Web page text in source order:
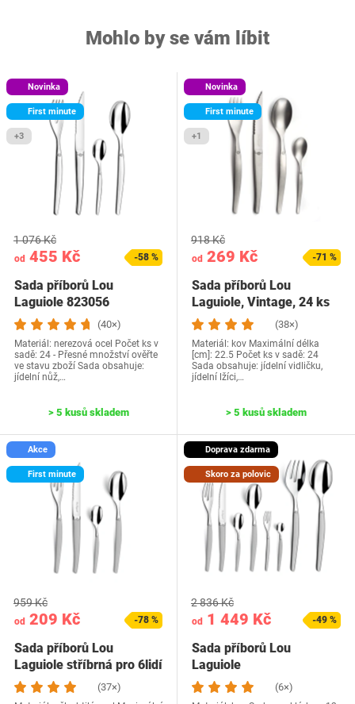
Mohlo by se vám líbit
Novinka
First minute
+3
od 455 Kč
1 076 Kč
-58 %
Sada příborů Lou
Laguiole 823056
(40×)
Materiál: nerezová ocel Počet ks v
sadě: 24 - Přesné množství ověřte
ve stavu zboží Sada obsahuje:
jídelní nůž,…
> 5 kusů skladem
Novinka
First minute
+1
od 269 Kč
918 Kč
-71 %
Sada příborů Lou
Laguiole, Vintage, 24 ks
(38×)
Materiál: kov Maximální délka
[cm]: 22.5 Počet ks v sadě: 24
Sada obsahuje: jídelní vidličku,
jídelní lžíci,…
> 5 kusů skladem
Akce
First minute
od 209 Kč
959 Kč
-78 %
Sada příborů Lou
Laguiole stříbrná pro 6lidí
(37×)
Doprava zdarma
Skoro za polovic
od 1 449 Kč
2 836 Kč
-49 %
Sada příborů Lou
Laguiole
251306M000G72
(6×)